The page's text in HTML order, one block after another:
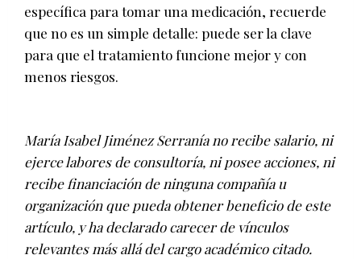
específica para tomar una medicación, recuerde
que no es un simple detalle: puede ser la clave
para que el tratamiento funcione mejor y con
menos riesgos.
María Isabel Jiménez Serranía no recibe salario, ni
ejerce labores de consultoría, ni posee acciones, ni
recibe financiación de ninguna compañía u
organización que pueda obtener beneficio de este
artículo, y ha declarado carecer de vínculos
relevantes más allá del cargo académico citado.